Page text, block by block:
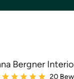
Bergner
20